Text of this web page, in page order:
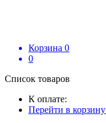
Корзина 0
0
Список товаров
К оплате:
Перейти в корзину